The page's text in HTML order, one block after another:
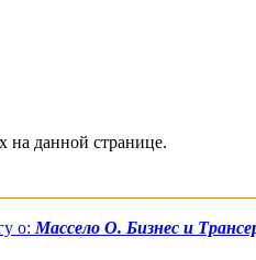
на данной странице.
о:Массело О. Бизнес и